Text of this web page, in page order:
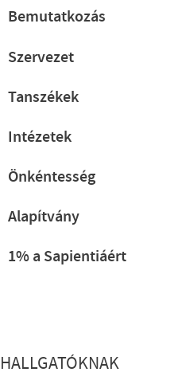
Bemutatkozás
Szervezet
Tanszékek
Intézetek
Önkéntesség
Alapítvány
1% a Sapientiáért
HALLGATÓKNAK